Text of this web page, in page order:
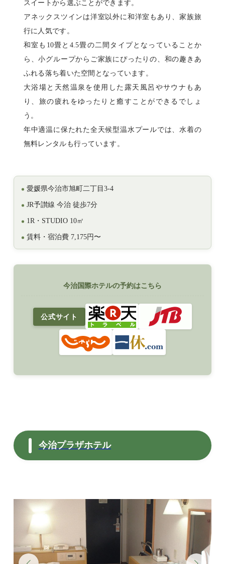
スイートから選ぶことができます。
アネックスツインは洋室以外に和洋室もあり、家族旅
行に人気です。
和室も10畳と4.5畳の二間タイプとなっていることか
ら、小グループからご家族にぴったりの、和の趣きあ
ふれる落ち着いた空間となっています。
大浴場と天然温泉を使用した露天風呂やサウナもあ
り、旅の疲れをゆったりと癒すことができるでしょ
う。
年中適温に保たれた全天候型温水プールでは、水着の
無料レンタルも行っています。
愛媛県今治市旭町二丁目3-4
JR予讃線 今治 徒歩7分
1R・STUDIO 10㎡
賃料・宿泊費 7,175円〜
今治国際ホテルの予約はこちら
公式サイト
今治プラザホテル